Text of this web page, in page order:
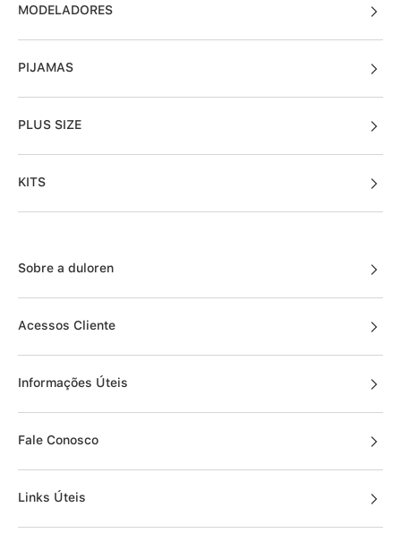
MODELADORES
PIJAMAS
PLUS SIZE
KITS
Sobre a duloren
Acessos Cliente
Informações Úteis
Fale Conosco
Links Úteis